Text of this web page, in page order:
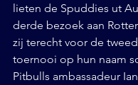
lieten de Spuddies ut
derde bezoek aan
zij terecht voor de
toernooi op hun naam
Pitbulls ambassadeur